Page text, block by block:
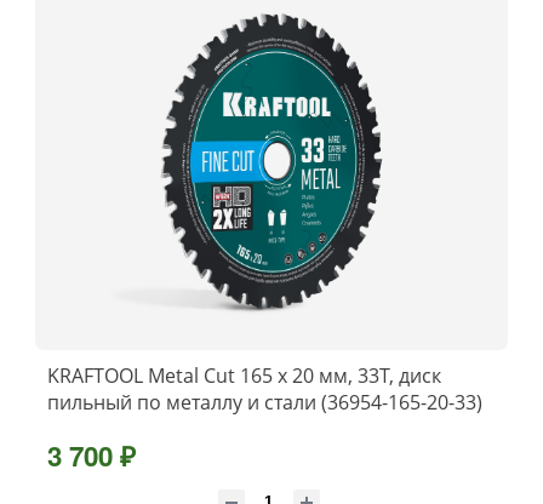
KRAFTOOL Metal Cut 165 х 20 мм, 33Т, диск
пильный по металлу и стали (36954-165-20-33)
3 700 ₽